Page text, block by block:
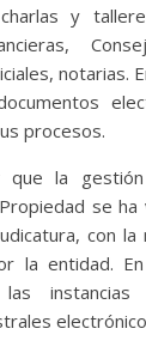
y
notarias.
procesos.
que la
se
con la
la entidad.
instancias